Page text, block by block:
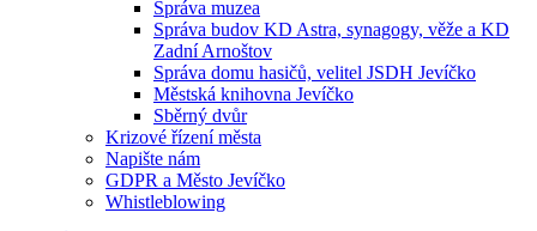
Správa muzea
Správa budov KD Astra, synagogy, věže a KD
Zadní Arnoštov
Správa domu hasičů, velitel JSDH Jevíčko
Městská knihovna Jevíčko
Sběrný dvůr
Krizové řízení města
Napište nám
GDPR a Město Jevíčko
Whistleblowing